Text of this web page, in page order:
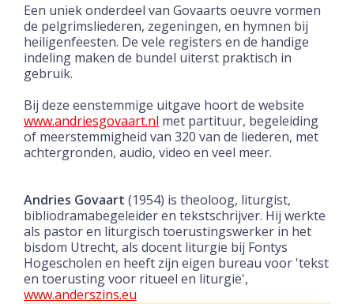
Een uniek onderdeel van Govaarts oeuvre vormen
de pelgrimsliederen, zegeningen, en hymnen bij
heiligenfeesten. De vele registers en de handige
indeling maken de bundel uiterst praktisch in
gebruik.
Bij deze eenstemmige uitgave hoort de website
www.andriesgovaart.nl met partituur, begeleiding
of meerstemmigheid van 320 van de liederen, met
achtergronden, audio, video en veel meer.
Andries Govaart (1954) is theoloog, liturgist,
bibliodramabegeleider en tekstschrijver. Hij werkte
als pastor en liturgisch toerustingswerker in het
bisdom Utrecht, als docent liturgie bij Fontys
Hogescholen en heeft zijn eigen bureau voor 'tekst
en toerusting voor ritueel en liturgie',
www.anderszins.eu